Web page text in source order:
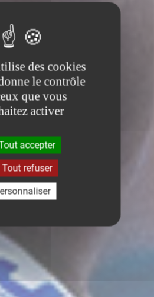
des cookies
le contrôle
que vous
activer
accepter
Tout refuser